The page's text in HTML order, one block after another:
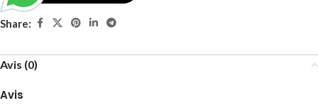
Share:
Avis (0)
Avis